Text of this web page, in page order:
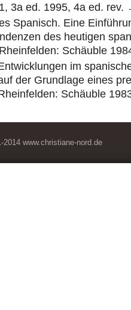
3a ed. 1995, 4a ed.
Spanisch. Eine
des heutigen
Schäuble
im
der Grundlage eines
Schäuble
2014 www.christiane-nord.de